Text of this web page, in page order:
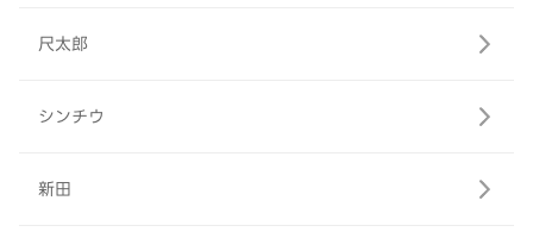
尺太郎
シンチウ
新田